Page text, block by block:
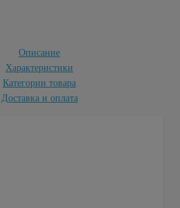
Описание
Характеристики
Категории товара
Доставка и оплата